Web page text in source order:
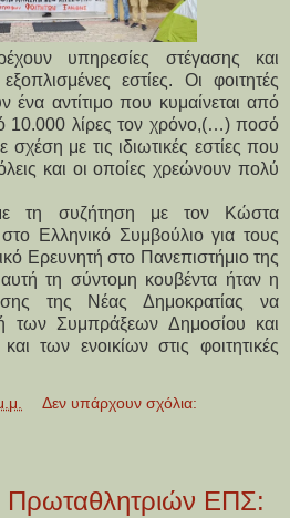
υπηρεσίες στέγασης και
εστίες. Οι φοιτητές
αντίτιμο που κυμαίνεται από
λίρες τον χρόνο,(…) ποσό
με τις ιδιωτικές εστίες που
και οι οποίες χρεώνουν πολύ
τη συζήτηση με τον Κώστα
Ελληνικό Συμβούλιο για τους
Ερευνητή στο Πανεπιστήμιο της
τη σύντομη κουβέντα ήταν η
της Νέας Δημοκρατίας να
των Συμπράξεων Δημοσίου και
των ενοικίων στις φοιτητικές
Δεν υπάρχουν σχόλια:
ΕΠΣ: